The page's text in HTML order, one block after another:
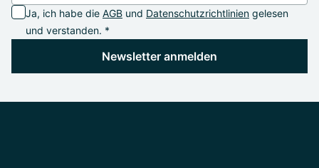
Ja, ich habe die AGB und Datenschutzrichtlinien gelesen
und verstanden. *
Newsletter anmelden